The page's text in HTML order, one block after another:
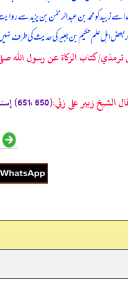
کو محمد بن عبدالرحمٰن بن یزید سے
اہل علم حکیم بن جبیر کی حدیث کی طرف
كتاب الزكاة عن رسول الله صلى
الشيخ زبير على زئي:(650 ،651) إسناده ضعيف /د 1626، ن 2593، جه 1804